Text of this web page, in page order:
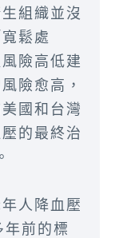
組織並沒
鬆處
險高低建
險愈高，
國和台灣
的最終治
人降血壓
前的標